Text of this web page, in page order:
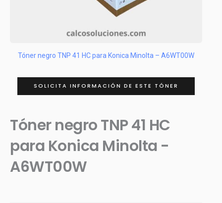
Tóner negro TNP 41 HC para Konica Minolta – A6WT00W
SOLICITA INFORMACIÓN DE ESTE TÓNER
Tóner negro TNP 41 HC
para Konica Minolta -
A6WT00W